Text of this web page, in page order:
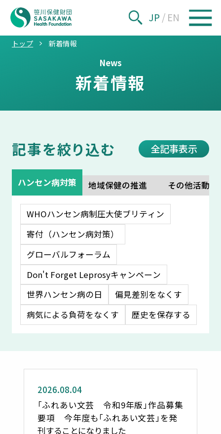
JP / EN
トップ 新着情報
News
新着情報
記事を絞り込む 全記事表示
ハンセン病対策 地域保健の推進 その他活動
WHOハンセン病制圧大使ブリティン
寄付（ハンセン病対策）
グローバルフォーラム
Don't Forget Leprosyキャンペーン
世界ハンセン病の日
偏見差別をなくす
病気による負荷をなくす
歴史を保存する
2026.08.04
「ふれあい文芸 令和9年版」作品募集
要項 今年度も「ふれあい文芸」を発
刊することになりました